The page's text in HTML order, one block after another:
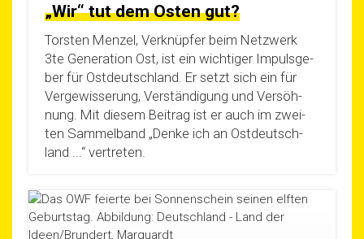
„Wir“ tut dem Osten gut?
Tors­ten Men­zel, Ver­knüp­fer beim Netz­werk
3te Gene­ra­ti­on Ost, ist ein wich­ti­ger Impuls­ge­
ber für Ost­deutsch­land. Er setzt sich ein für
Ver­ge­wis­se­rung, Ver­stän­di­gung und Ver­söh­
nung. Mit die­sem Bei­trag ist er auch im zwei­
ten Sam­mel­band „Den­ke ich an Ost­deutsch­
land ...“ vertreten.